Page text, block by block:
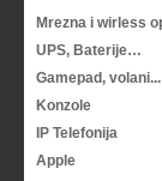
Mrezna i wirless
UPS, Baterije…
Gamepad, volani...
Konzole
IP Telefonija
Apple